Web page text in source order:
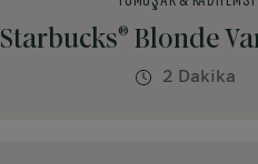
Starbucks® Blonde
2 Dakika